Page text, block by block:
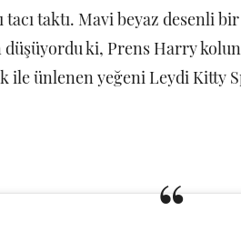
tacı taktı. Mavi beyaz desenli
düşüyordu ki, Prens Harry
ile ünlenen yeğeni Leydi Kitty